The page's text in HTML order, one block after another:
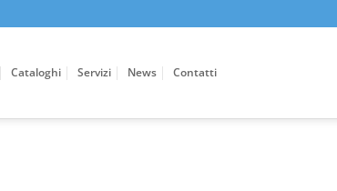
Cataloghi Servizi News Contatti